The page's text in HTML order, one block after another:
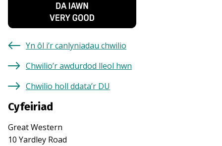
Yn ôl i’r canlyniadau chwilio
Chwilio’r awdurdod lleol hwn
Chwilio holl ddata’r DU
Cyfeiriad
Great Western
10 Yardley Road